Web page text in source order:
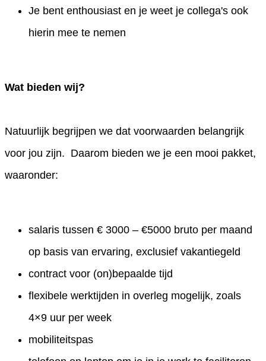
Je bent enthousiast en je weet je collega's ook
hierin mee te nemen
Wat bieden wij?
Natuurlijk begrijpen we dat voorwaarden belangrijk
voor jou zijn. Daarom bieden we je een mooi pakket,
waaronder:
salaris tussen € 3000 – €5000 bruto per maand
op basis van ervaring, exclusief vakantiegeld
contract voor (on)bepaalde tijd
flexibele werktijden in overleg mogelijk, zoals
4×9 uur per week
mobiliteitspas